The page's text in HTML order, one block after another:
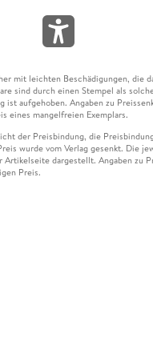
mit leichten Beschädigungen, die
sind durch einen Stempel als
ist aufgehoben. Angaben zu
eines mangelfreien Exemplars.
der Preisbindung, die
wurde vom Verlag gesenkt. Die
dargestellt. Angaben zu
Preis.